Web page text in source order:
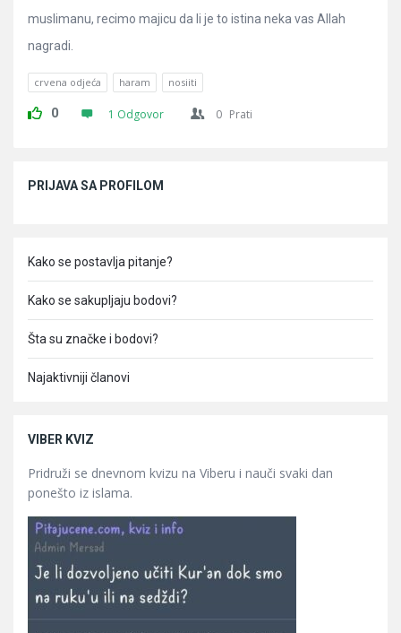
muslimanu, recimo majicu da li je to istina neka vas Allah
nagradi.
crvena odjeća haram nosiiti
0 1 Odgovor 0 Prati
PRIJAVA SA PROFILOM
Kako se postavlja pitanje?
Kako se sakupljaju bodovi?
Šta su značke i bodovi?
Najaktivniji članovi
VIBER KVIZ
Pridruži se dnevnom kvizu na Viberu i nauči svaki dan
ponešto iz islama.